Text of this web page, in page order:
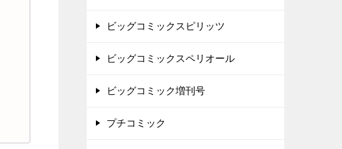
ビッグコミックスピリッツ
ビッグコミックスペリオール
ビッグコミック増刊号
プチコミック